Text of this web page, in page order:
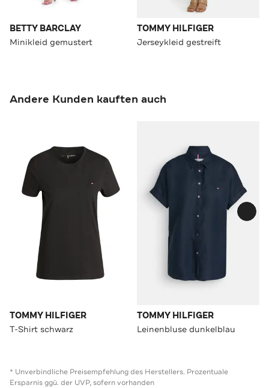
BETTY BARCLAY
Minikleid gemustert
TOMMY HILFIGER
Jerseykleid gestreift
Andere Kunden kauften auch
TOMMY HILFIGER
T-Shirt schwarz
TOMMY HILFIGER
Leinenbluse dunkelblau
* Unverbindliche Preisempfehlung des Herstellers. Prozentuale
Ersparnis ggü. der UVP, sofern vorhanden